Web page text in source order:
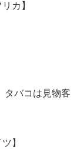
カ】
タバコは見物客
】